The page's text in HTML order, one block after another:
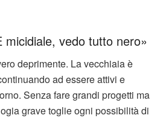
vedo tutto nero»
deprimente. La vecchiaia è
ad essere attivi e
Senza fare grandi progetti ma
grave toglie ogni possibilità di